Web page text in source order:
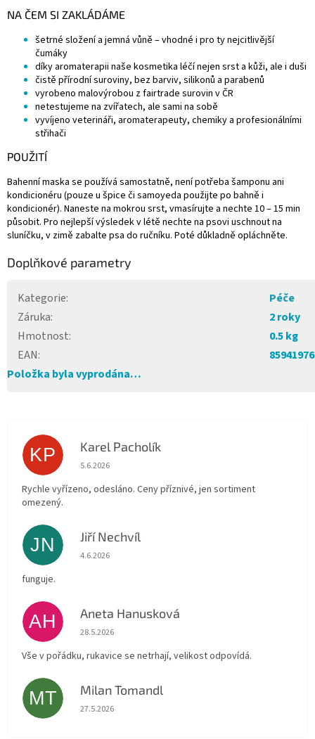
NA ČEM SI ZAKLÁDÁME
šetrné složení a jemná vůně – vhodné i pro ty nejcitlivější
čumáky
díky aromaterapii naše kosmetika léčí nejen srst a kůži, ale i duši
čistě přírodní suroviny, bez barviv, silikonů a parabenů
vyrobeno malovýrobou z fairtrade surovin v ČR
netestujeme na zvířatech, ale sami na sobě
vyvíjeno veterináři, aromaterapeuty, chemiky a profesionálními
střihači
POUŽITÍ
Bahenní maska se používá samostatně, není potřeba šamponu ani
kondicionéru (pouze u špice či samoyeda použijte po bahně i
kondicionér). Naneste na mokrou srst, vmasírujte a nechte 10 – 15 min
působit. Pro nejlepší výsledek v létě nechte na psovi uschnout na
sluníčku, v zimě zabalte psa do ručníku. Poté důkladně opláchněte.
Doplňkové parametry
Kategorie:
Péče
Záruka:
2 roky
Hmotnost:
0.5 kg
EAN:
Položka byla vyprodána…
KP Karel Pacholík
Hodnocení obchodu je 4 z 5 hvězdiček.
5.6.2026
Rychle vyřízeno, odesláno. Ceny příznivé, jen sortiment
omezený.
JN Jiří Nechvíl
Hodnocení obchodu je 5 z 5 hvězdiček.
4.6.2026
funguje.
AH Aneta Hanusková
Hodnocení obchodu je 5 z 5 hvězdiček.
28.5.2026
Vše v pořádku, rukavice se netrhají, velikost odpovídá.
MT Milan Tomandl
Hodnocení obchodu je 5 z 5 hvězdiček.
27.5.2026